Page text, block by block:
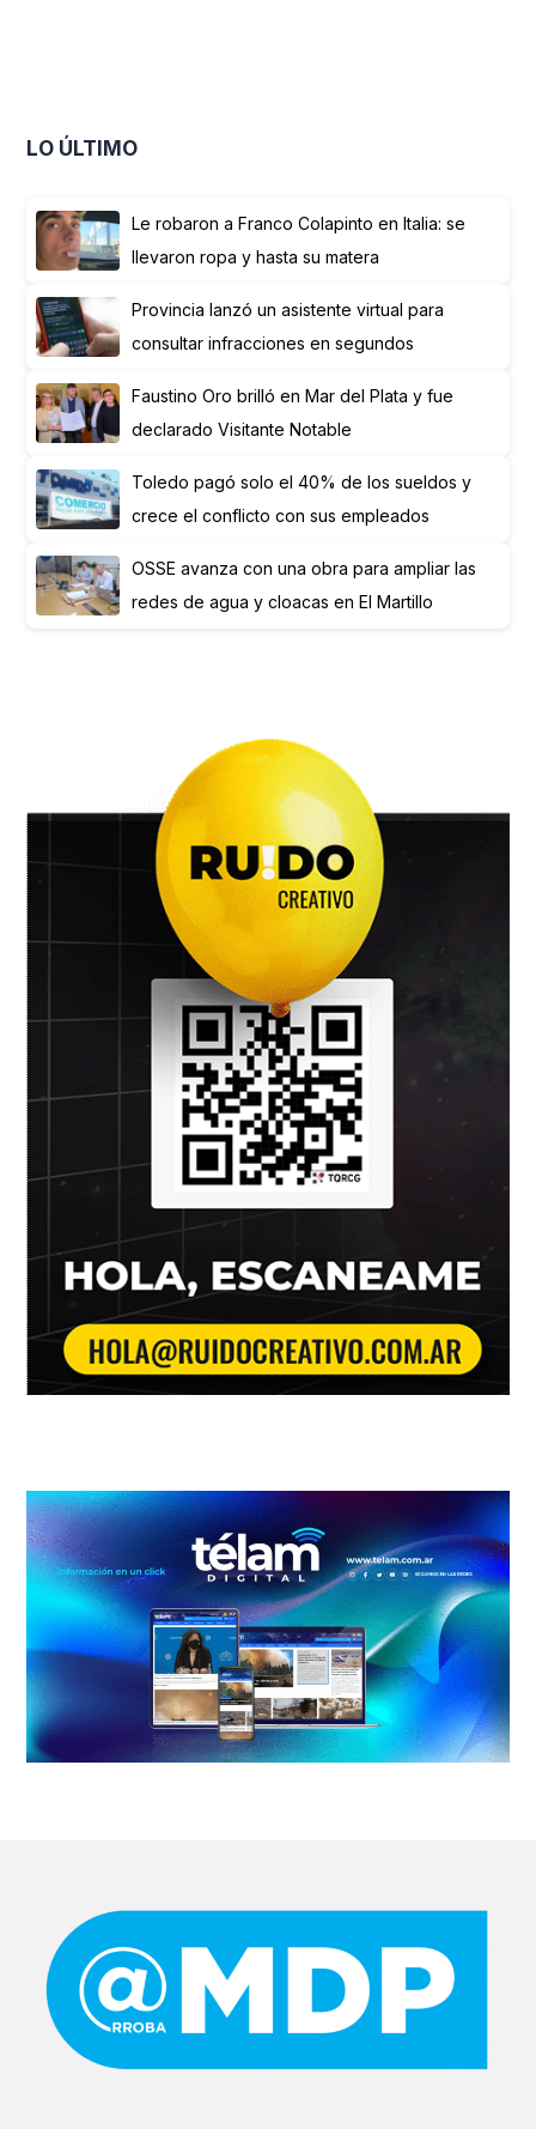
LO ÚLTIMO
Le robaron a Franco Colapinto en Italia: se
llevaron ropa y hasta su matera
Provincia lanzó un asistente virtual para
consultar infracciones en segundos
Faustino Oro brilló en Mar del Plata y fue
declarado Visitante Notable
Toledo pagó solo el 40% de los sueldos y
crece el conflicto con sus empleados
OSSE avanza con una obra para ampliar las
redes de agua y cloacas en El Martillo